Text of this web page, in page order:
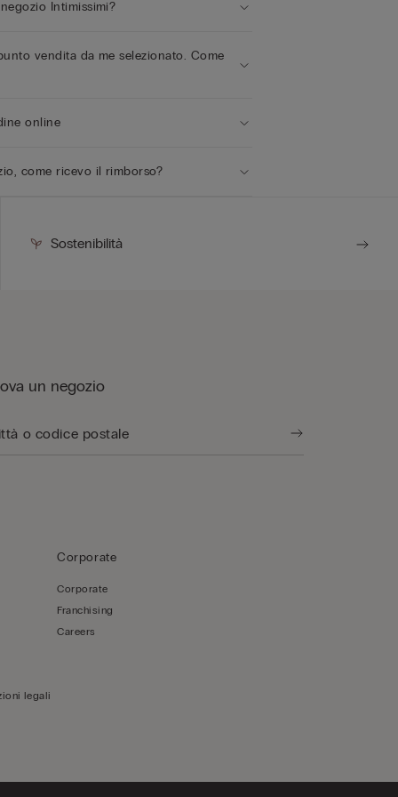
Intimissimi?
vendita da me selezionato. Come
online
come ricevo il rimborso?
Sostenibilità
un negozio
legali
Corporate
Corporate
Franchising
Careers